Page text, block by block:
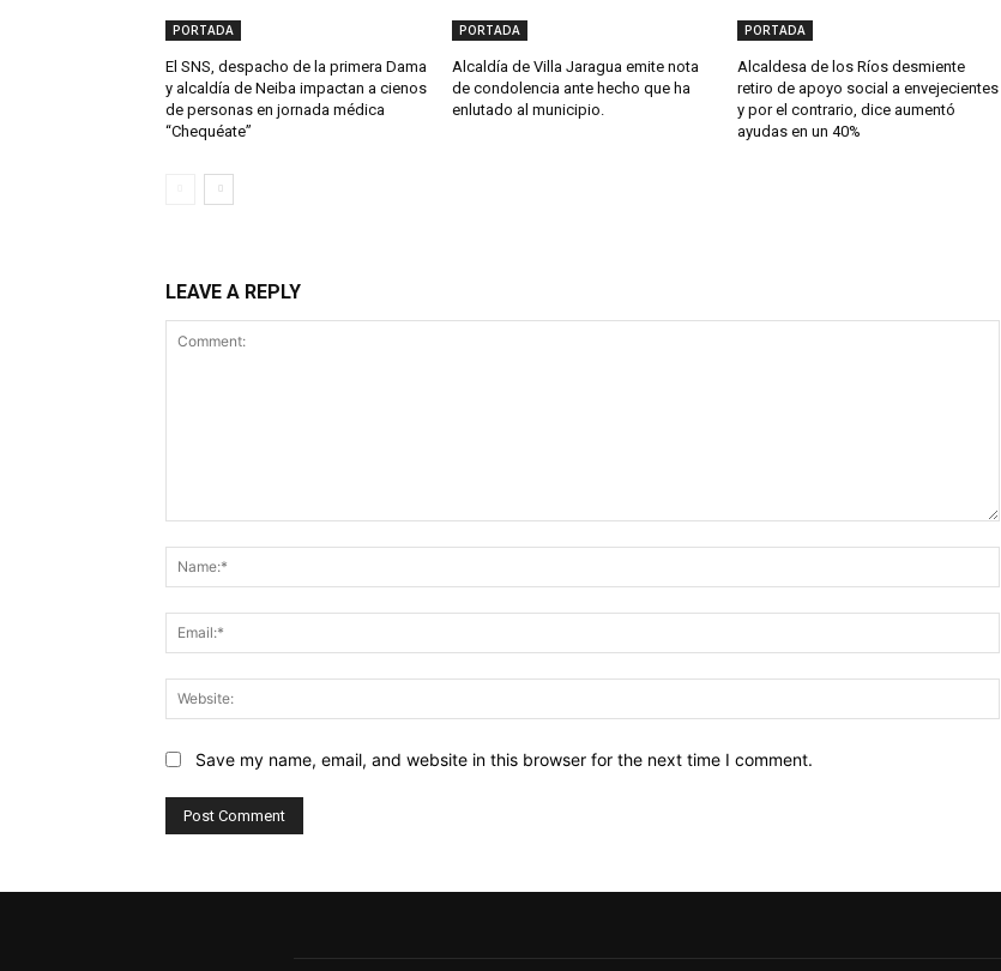
PORTADA
El SNS, despacho de la primera Dama
y alcaldía de Neiba impactan a cienos
de personas en jornada médica
“Chequéate”
PORTADA
Alcaldía de Villa Jaragua emite nota
de condolencia ante hecho que ha
enlutado al municipio.
PORTADA
Alcaldesa de los Ríos desmiente
retiro de apoyo social a envejecientes
y por el contrario, dice aumentó
ayudas en un 40%
LEAVE A REPLY
Save my name, email, and website in this browser for the next time I comment.